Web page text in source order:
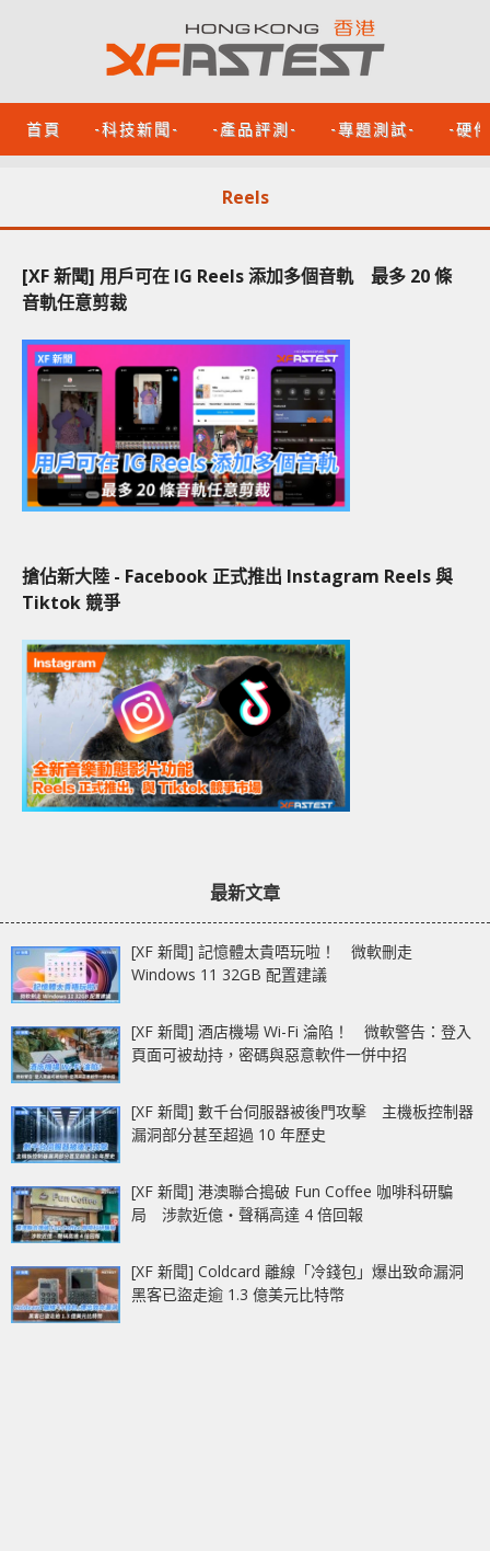
首頁 -科技新聞- -產品評測- -專題測試- -硬
Reels
[XF 新聞] 用戶可在 IG Reels 添加多個音軌 最多 20 條
音軌任意剪裁
搶佔新大陸 - Facebook 正式推出 Instagram Reels 與
Tiktok 競爭
最新文章
[XF 新聞] 記憶體太貴唔玩啦！ 微軟刪走
Windows 11 32GB 配置建議
[XF 新聞] 酒店機場 Wi-Fi 淪陷！ 微軟警告：登入
頁面可被劫持，密碼與惡意軟件一併中招
[XF 新聞] 數千台伺服器被後門攻擊 主機板控制器
漏洞部分甚至超過 10 年歷史
[XF 新聞] 港澳聯合搗破 Fun Coffee 咖啡科研騙
局 涉款近億‧聲稱高達 4 倍回報
[XF 新聞] Coldcard 離線「冷錢包」爆出致命漏洞
黑客已盜走逾 1.3 億美元比特幣